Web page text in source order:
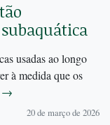
usadas ao longo
à medida que os
→
20 de março de 2026